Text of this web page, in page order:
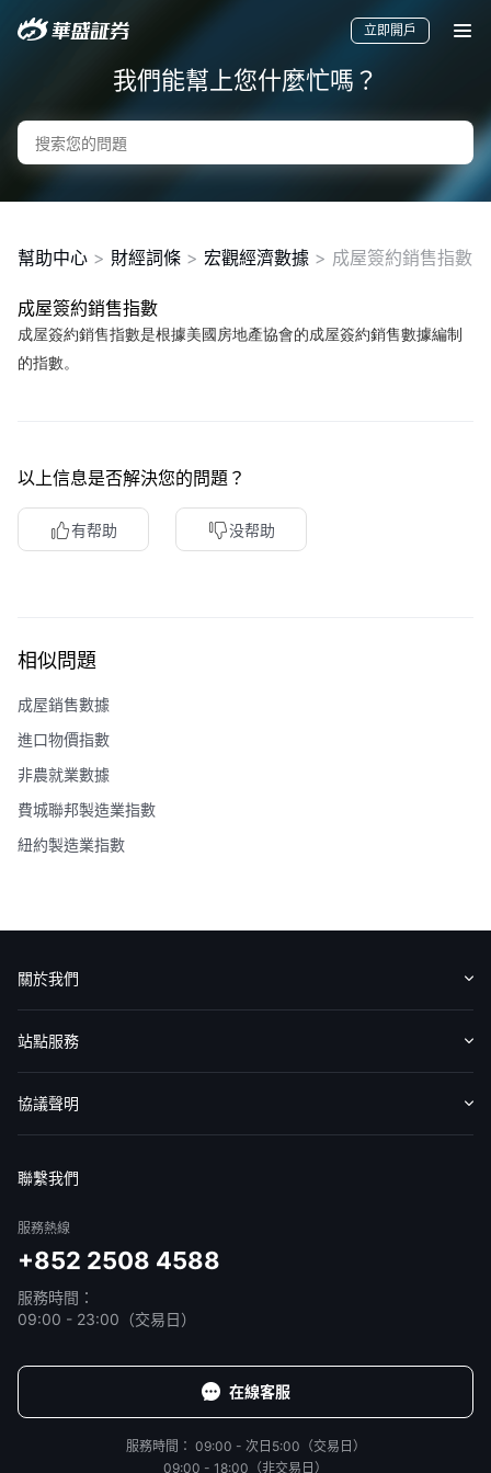
要聞
快訊
美股
港股
新股
華盛APls
低時延極速交易系統
關於我們
媒體報導
立即開戶
我們能幫上您什麼忙嗎？
幫助中心 > 財經詞條 > 宏觀經濟數據 > 成屋簽約銷售指數
成屋簽約銷售指數
成屋簽約銷售指數是根據美國房地產協會的成屋簽約銷售數據編制
的指數。
以上信息是否解決您的問題？
有帮助 没帮助
相似問題
成屋銷售數據
進口物價指數
非農就業數據
費城聯邦製造業指數
紐約製造業指數
關於我們
認識華盛
媒體報導
意見反饋
站點服務
收費標準
交易工具
幫助中心
協議聲明
聯繫我們
服務熱線
+852 2508 4588
服務時間：
09:00 - 23:00（交易日）
在線客服
服務時間： 09:00 - 次日5:00（交易日）
09:00 - 18:00（非交易日）